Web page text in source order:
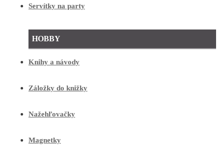
Servítky na party
HOBBY
Knihy a návody
Záložky do knižky
Nažehľovačky
Magnetky